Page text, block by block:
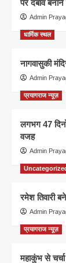
पर दबाव
Admin
धार्मिक स्थल
नागवासुकी
Admin
प्रयागराज न्यूज़
लगभग 47
वजह
Admin
रमेश तिवारी
Admin
प्रयागराज न्यूज़
महाकुंभ से